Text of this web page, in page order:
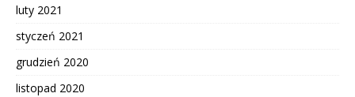
luty 2021
styczeń 2021
grudzień 2020
listopad 2020